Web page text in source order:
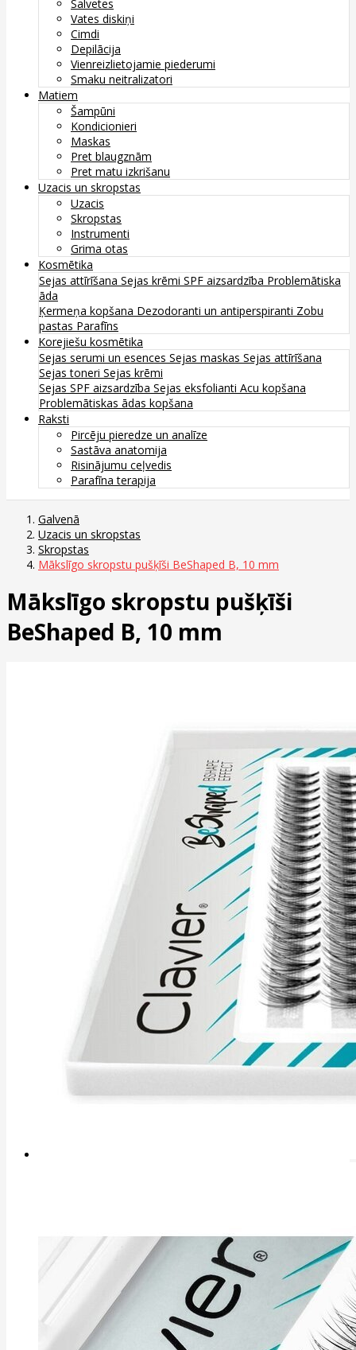
Salvetes
Vates diskiņi
Cimdi
Depilācija
Vienreizlietojamie piederumi
Smaku neitralizatori
Matiem
Šampūni
Kondicionieri
Maskas
Pret blaugznām
Pret matu izkrišanu
Uzacis un skropstas
Uzacis
Skropstas
Instrumenti
Grima otas
Kosmētika
Sejas attīrīšana Sejas krēmi SPF aizsardzība Problemātiska
āda
Ķermeņa kopšana Dezodoranti un antiperspiranti Zobu
pastas Parafīns
Korejiešu kosmētika
Sejas serumi un esences Sejas maskas Sejas attīrīšana
Sejas toneri Sejas krēmi
Sejas SPF aizsardzība Sejas eksfolianti Acu kopšana
Problemātiskas ādas kopšana
Raksti
Pircēju pieredze un analīze
Sastāva anatomija
Risinājumu ceļvedis
Parafīna terapija
Galvenā
Uzacis un skropstas
Skropstas
Mākslīgo skropstu pušķīši BeShaped B, 10 mm
Mākslīgo skropstu pušķīši
BeShaped B, 10 mm